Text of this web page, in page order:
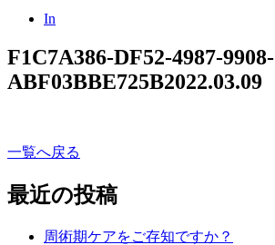
In
F1C7A386-DF52-4987-9908-
ABF03BBE725B2022.03.09
一覧へ戻る
最近の投稿
周術期ケアをご存知ですか？